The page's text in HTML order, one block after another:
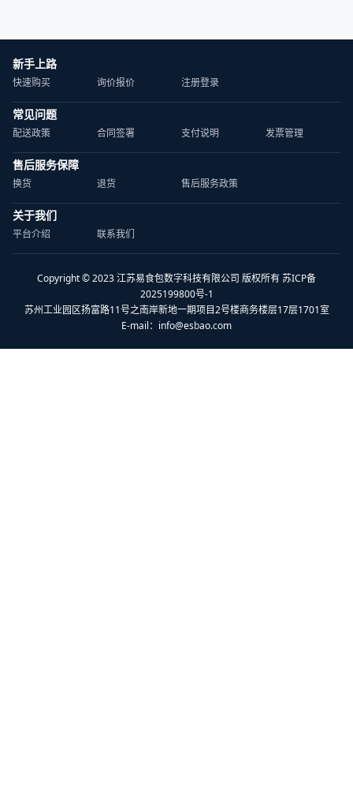
新手上路
快速购买 询价报价 注册登录
常见问题
配送政策 合同签署 支付说明 发票管理
售后服务保障
换货 退货 售后服务政策
关于我们
平台介绍 联系我们
Copyright © 2023 江苏易食包数字科技有限公司 版权所有 苏ICP备
2025199800号-1
苏州工业园区扬富路11号之南岸新地一期项目2号楼商务楼层17层1701室
E-mail： info@esbao.com